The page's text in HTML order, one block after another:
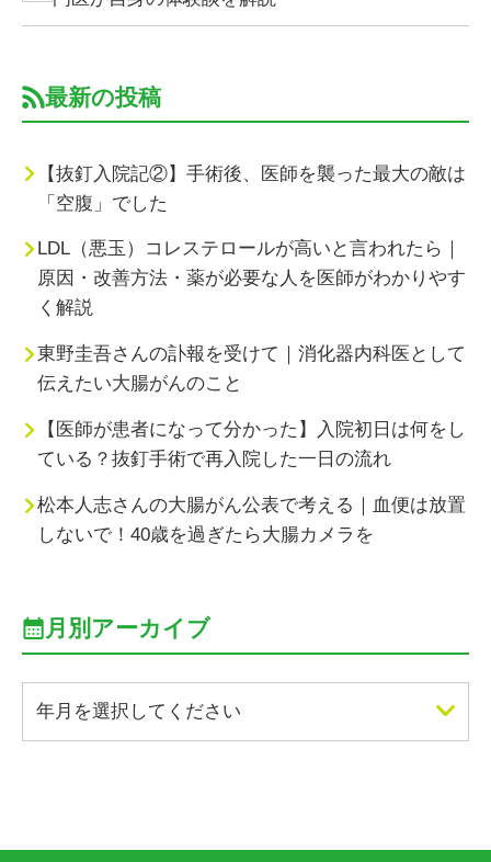
最新の投稿
【抜釘入院記②】手術後、医師を襲った最大の敵は
「空腹」でした
LDL（悪玉）コレステロールが高いと言われたら｜
原因・改善方法・薬が必要な人を医師がわかりやす
く解説
東野圭吾さんの訃報を受けて｜消化器内科医として
伝えたい大腸がんのこと
【医師が患者になって分かった】入院初日は何をし
ている？抜釘手術で再入院した一日の流れ
松本人志さんの大腸がん公表で考える｜血便は放置
しないで！40歳を過ぎたら大腸カメラを
月別アーカイブ
年月を選択してください